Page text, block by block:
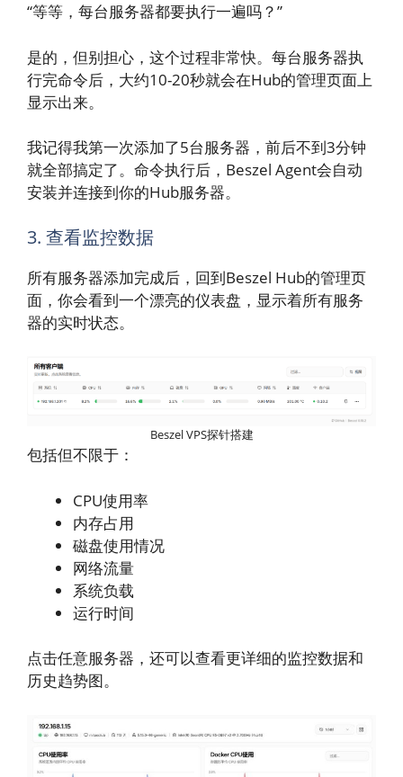
“等等，每台服务器都要执行一遍吗？”
是的，但别担心，这个过程非常快。每台服务器执
行完命令后，大约10-20秒就会在Hub的管理页面上
显示出来。
我记得我第一次添加了5台服务器，前后不到3分钟
就全部搞定了。命令执行后，Beszel Agent会自动
安装并连接到你的Hub服务器。
3. 查看监控数据
所有服务器添加完成后，回到Beszel Hub的管理页
面，你会看到一个漂亮的仪表盘，显示着所有服务
器的实时状态。
Beszel VPS探针搭建
包括但不限于：
CPU使用率
内存占用
磁盘使用情况
网络流量
系统负载
运行时间
点击任意服务器，还可以查看更详细的监控数据和
历史趋势图。